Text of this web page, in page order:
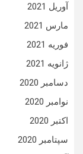
آوریل 2021
مارس 2021
فوریه 2021
ژانویه 2021
دسامبر 2020
نوامبر 2020
اکتبر 2020
سپتامبر 2020